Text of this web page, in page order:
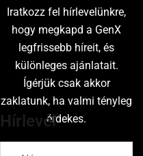
Iratkozz fel hírlevelünkre,
hogy megkapd a GenX
legfrissebb híreit, és
különleges ajánlatait.
Ígérjük csak akkor
zaklatunk, ha valmi tényleg
érdekes.
Hírlevél